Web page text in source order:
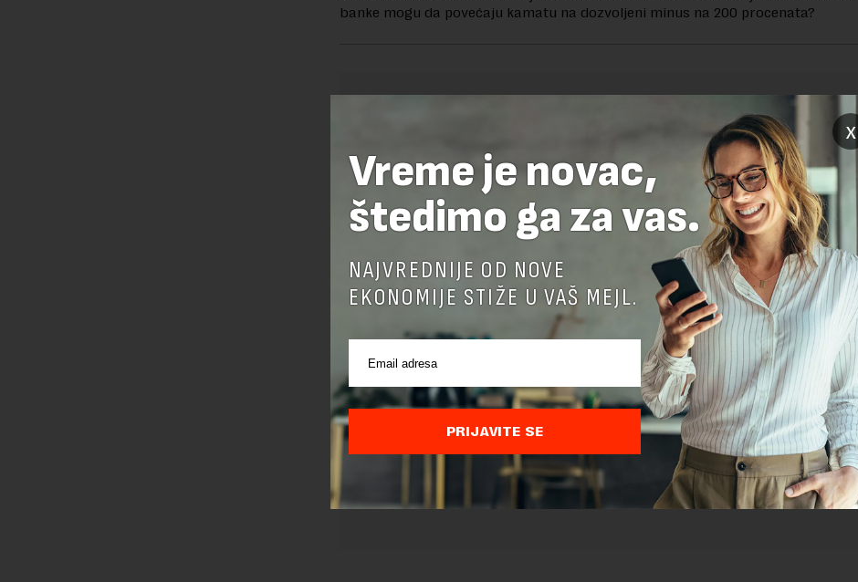
banke mogu da povećaju kamatu na dozvoljeni minus na 200 procenata?
Pre slanja komentara, molimo vas da se upoznate sapravilima komentarisanja i pravilima
korišćenja sajta.
Google Politika Privatnosti iGoogle Uslovi
Korišćenja
su primenjeni.
x
Vreme je novac,
štedimo ga za vas.
NAJVREDNIJE OD NOVE
EKONOMIJE STIŽE U VAŠ MEJL.
PRIJAVITE SE